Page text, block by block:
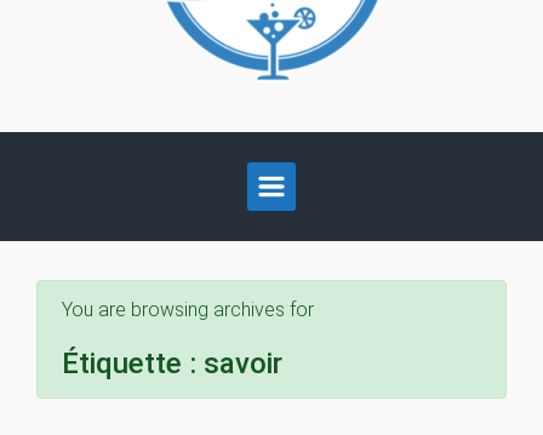
You are browsing archives for
Étiquette : savoir